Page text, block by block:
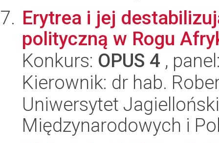
Erytrea i jej
polityczną w Rogu
Konkurs: OPUS 4 ,
Kierownik: dr hab.
Uniwersytet
Międzynarodowych i